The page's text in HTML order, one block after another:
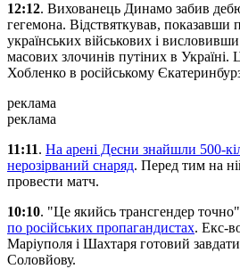
12:12. Вихованець Динамо забив
гегемона. Відствяткував, показавши
українських військових і
масових злочинів путіних в Україні.
Хобленко в російському
реклама
реклама
11:11. На арені Десни знайшли 500-
нерозірваний снаряд. Перед тим на
провести матч.
10:10. "Це якийсь трансгендер
по російських пропагандистах. Екс-
Маріуполя і Шахтаря готовий
Соловйову.